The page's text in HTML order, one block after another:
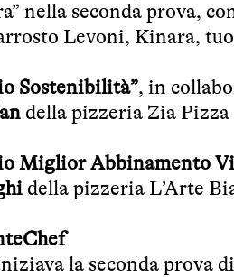
nella seconda prova,
Levoni, Kinara,
Sostenibilità”, in
della pizzeria Zia Pizza
Miglior Abbinamento
della pizzeria L’Arte
la seconda prova